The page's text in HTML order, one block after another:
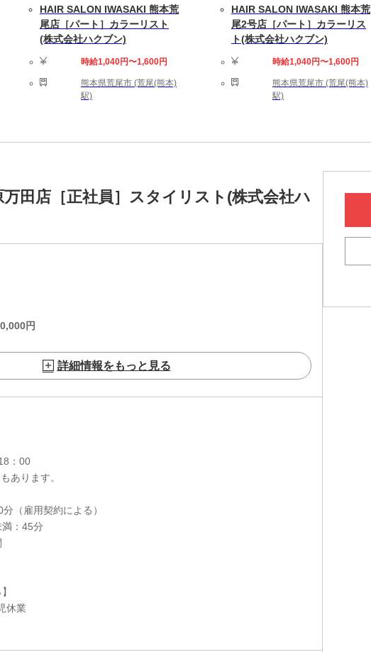
HAIR SALON IWASAKI 熊本荒
尾店［パート］カラーリスト
(株式会社ハクブン)
時給1,040円〜1,600円
熊本県荒尾市 (荒尾(熊本)
駅)
HAIR SALON IWASAKI 熊本荒
尾2号店［パート］カラーリス
ト(株式会社ハクブン)
時給1,040円〜1,600円
熊本県荒尾市 (荒尾(熊本)
駅)
田店［正社員］スタイリスト(株式会社ハ
円
詳細情報をもっと見る
：00
あります。
（雇用契約による）
：45分
休業